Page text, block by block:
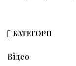
КАТЕГОРІЇ
Відео